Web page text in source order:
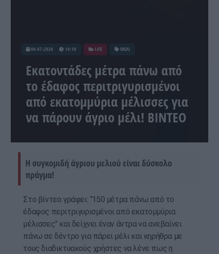
06-07-2026 14:10 LIFE ΜΕΛΙ
Εκατοντάδες μέτρα πάνω από
το έδαφος περιτριγυρισμένοι
από εκατομμύρια μέλισσες για
να πάρουν άγριο μέλι! ΒΙΝΤΕΟ
Η συγκομιδή άγριου μελιού είναι δύσκολο
πράγμα!
Στο βίντεο γράφει: “150 μέτρα πάνω από το
έδαφος περιτριγυρισμένοι από εκατομμύρια
μέλισσες” και δείχνει έναν άντρα να ανεβαίνει
πάνω σε δέντρο για πάρει μέλι και κηρήθρα με
τους διαδικτυακούς χρήστες να λένε πως η